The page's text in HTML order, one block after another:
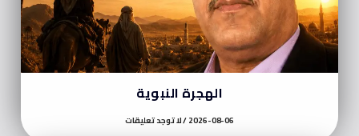
الهجرة النبوية
2026-08-06 لا توجد تعليقات